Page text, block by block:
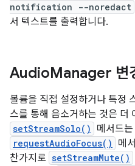
notification --noredact
서 텍스트를 출력합니다.
AudioManager 변
볼륨을 직접 설정하거나 특정
스를 통해 음소거하는 것은 더
setStreamSolo() 메서드
requestAudioFocus()
메
찬가지로 setStreamMute()